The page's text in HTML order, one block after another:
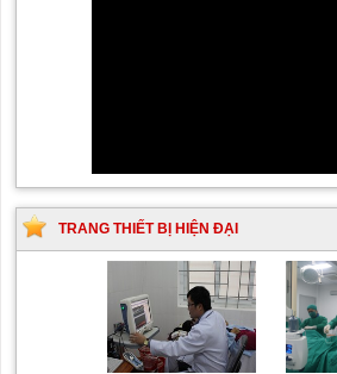
TRANG THIẾT BỊ HIỆN ĐẠI